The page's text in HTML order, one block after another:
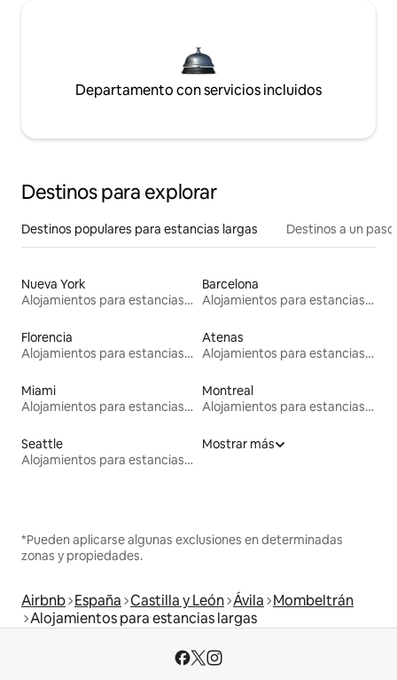
Departamento con servicios incluidos
Destinos para explorar
Destinos populares para estancias largas Destinos a un
Nueva York
Alojamientos para estancias largas
Barcelona
Alojamientos para estancias largas
Florencia
Alojamientos para estancias largas
Atenas
Alojamientos para estancias largas
Miami
Alojamientos para estancias largas
Montreal
Alojamientos para estancias largas
Seattle
Alojamientos para estancias largas
Mostrar más
*Pueden aplicarse algunas exclusiones en determinadas
zonas y propiedades.
Airbnb España Castilla y León Ávila Mombeltrán
Alojamientos para estancias largas